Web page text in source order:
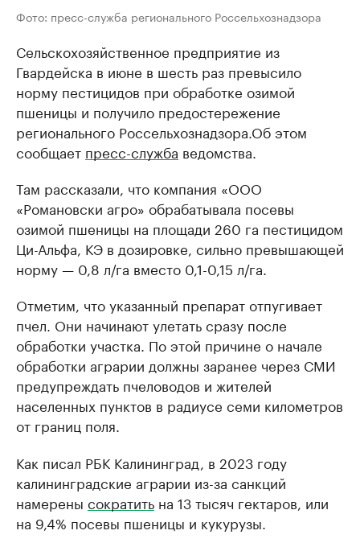
Фото: пресс-служба регионального Россельхознадзора
Сельскохозяйственное предприятие из
Гвардейска в июне в шесть раз превысило
норму пестицидов при обработке озимой
пшеницы и получило предостережение
регионального Россельхознадзора.Об этом
сообщает пресс-служба ведомства.
Там рассказали, что компания «ООО
«Романовски агро» обрабатывала посевы
озимой пшеницы на площади 260 га пестицидом
Ци-Альфа, КЭ в дозировке, сильно превышающей
норму — 0,8 л/га вместо 0,1-0,15 л/га.
Отметим, что указанный препарат отпугивает
пчел. Они начинают улетать сразу после
обработки участка. По этой причине о начале
обработки аграрии должны заранее через СМИ
предупреждать пчеловодов и жителей
населенных пунктов в радиусе семи километров
от границ поля.
Как писал РБК Калининград, в 2023 году
калининградские аграрии из-за санкций
намерены сократить на 13 тысяч гектаров, или
на 9,4% посевы пшеницы и кукурузы.